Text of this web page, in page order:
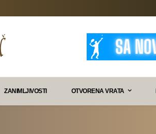
ZANIMLJIVOSTI OTVORENA VRATA